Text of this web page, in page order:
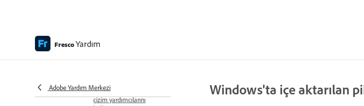
FrescoYardım
Adobe Yardım Merkezi
Çizim, boyama, animasyon
Katmanlar
bunları doldurmak için
çizim yardımcılarını
Windows'ta içe aktarılan